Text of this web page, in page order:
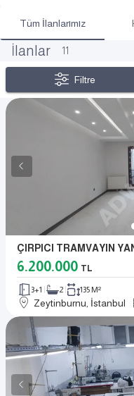
Tüm İlanlarımız
İlanlar 11
Filtre
ÇIRPICI TRAMVAYIN
6.200.000 TL
3+1 2 135 M²
Zeytinburnu, İstanbul